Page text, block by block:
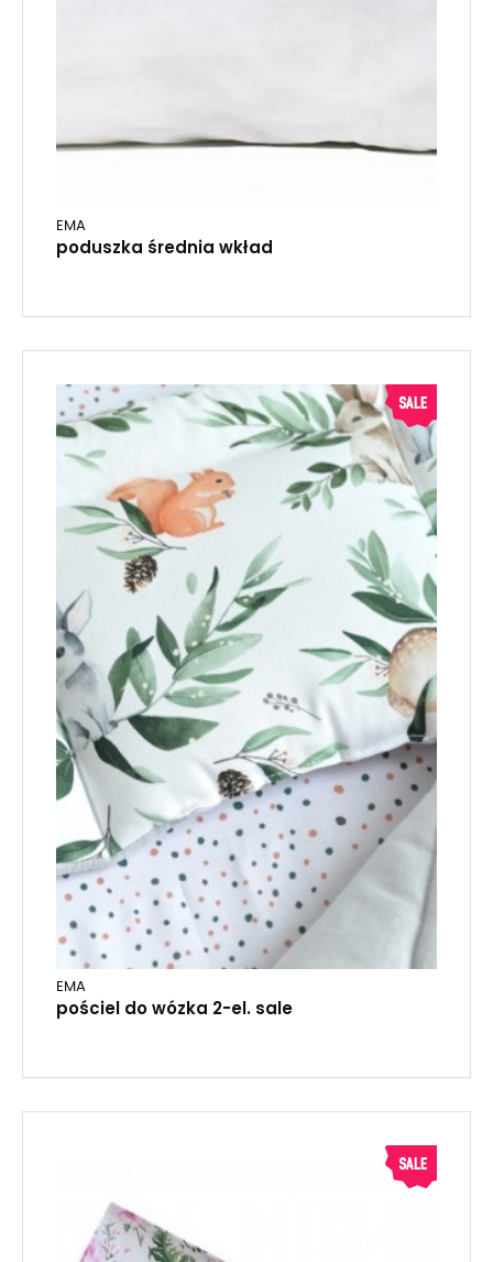
EMA
poduszka średnia wkład
EMA
pościel do wózka 2-el. sale